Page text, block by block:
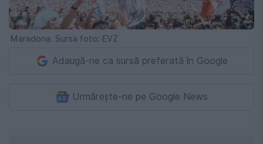
Maradona. Sursa foto: EVZ
Adaugă-ne ca sursă preferată în Google
Urmărește-ne pe Google News